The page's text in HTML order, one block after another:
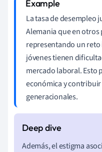
La tasa de desempleo
Alemania que en otros
representando un
jóvenes tienen
mercado laboral. Esto
económica y
generacionales.
Además, el estigma